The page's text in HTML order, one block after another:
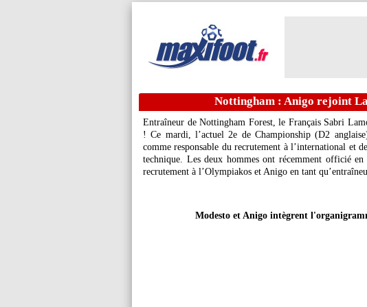
Nottingham : Anigo rejoint
Entraîneur de Nottingham Forest, le Français Sabri
! Ce mardi, l’actuel 2e de Championship (D2
comme responsable du recrutement à l’international et
technique. Les deux hommes ont récemment officié en
recrutement à l’Olympiakos et Anigo en tant
Modesto et Anigo intègrent